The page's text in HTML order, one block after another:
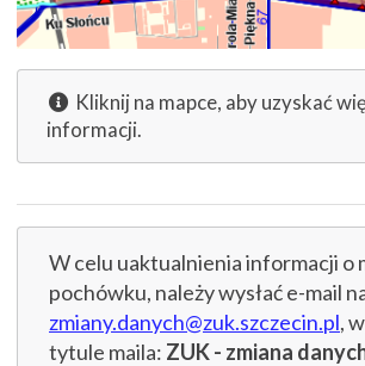
Kliknij na mapce, aby uzyskać
informacji.
W celu uaktualnienia informacji o
pochówku, należy wysłać e-mail
zmiany.danych@zuk.szczecin.pl,
tytule maila: ZUK - zmiana